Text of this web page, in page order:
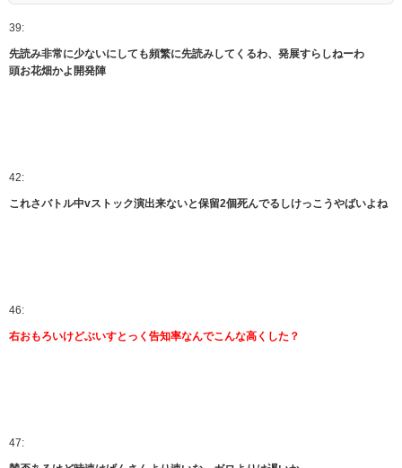
39:
先読み非常に少ないにしても頻繁に先読みしてくるわ、発展すらしねーわ
頭お花畑かよ開発陣
42:
これさバトル中vストック演出来ないと保留2個死んでるしけっこうやばいよね
46:
右おもろいけどぶいすとっく告知率なんでこんな高くした？
47: